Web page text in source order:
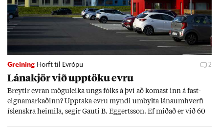
Greining Horft til Evrópu 2
Lána­kjör við upp­töku evru
Breyt­ir evr­an mögu­leika ungs fólks á því að kom­ast inn á fast­
eigna­mark­að­inn? Upp­taka evru myndi um­bylta lánaum­hverfi
ís­lenskra heim­ila, seg­ir Gauti B. Eggerts­son. Ef mið­að er við 60